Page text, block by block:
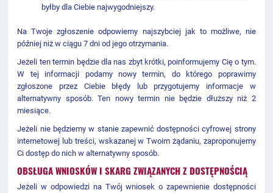
byłby dla Ciebie najwygodniejszy.
Na Twoje zgłoszenie odpowiemy najszybciej jak to możliwe, nie
później niż w ciągu 7 dni od jego otrzymania.
Jeżeli ten termin będzie dla nas zbyt krótki, poinformujemy Cię o tym.
W tej informacji podamy nowy termin, do którego poprawimy
zgłoszone przez Ciebie błędy lub przygotujemy informacje w
alternatywny sposób. Ten nowy termin nie będzie dłuższy niż 2
miesiące.
Jeżeli nie będziemy w stanie zapewnić dostępności cyfrowej strony
internetowej lub treści, wskazanej w Twoim żądaniu, zaproponujemy
Ci dostęp do nich w alternatywny sposób.
OBSŁUGA WNIOSKÓW I SKARG ZWIĄZANYCH Z DOSTĘPNOŚCIĄ
Jeżeli w odpowiedzi na Twój wniosek o zapewnienie dostępności